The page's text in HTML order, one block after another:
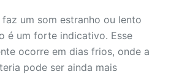
um som estranho ou lento
é um forte indicativo. Esse
ocorre em dias frios, onde a
pode ser ainda mais